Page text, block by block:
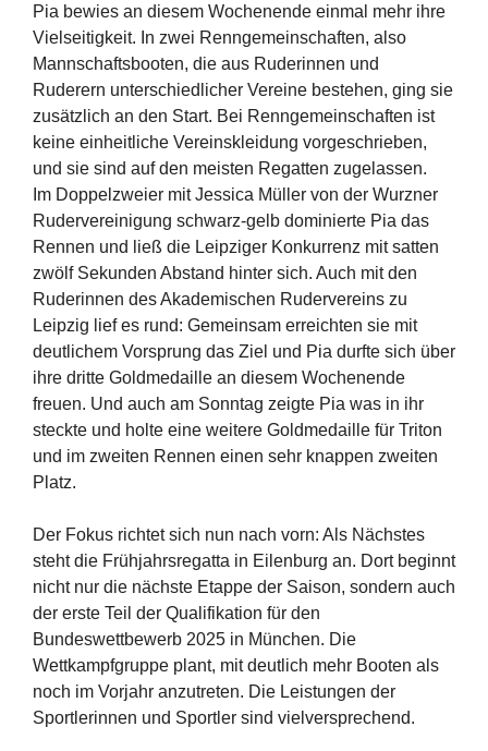
Pia bewies an diesem Wochenende einmal mehr ihre
Vielseitigkeit. In zwei Renngemeinschaften, also
Mannschaftsbooten, die aus Ruderinnen und
Ruderern unterschiedlicher Vereine bestehen, ging sie
zusätzlich an den Start. Bei Renngemeinschaften ist
keine einheitliche Vereinskleidung vorgeschrieben,
und sie sind auf den meisten Regatten zugelassen.
Im Doppelzweier mit Jessica Müller von der Wurzner
Rudervereinigung schwarz-gelb dominierte Pia das
Rennen und ließ die Leipziger Konkurrenz mit satten
zwölf Sekunden Abstand hinter sich. Auch mit den
Ruderinnen des Akademischen Rudervereins zu
Leipzig lief es rund: Gemeinsam erreichten sie mit
deutlichem Vorsprung das Ziel und Pia durfte sich über
ihre dritte Goldmedaille an diesem Wochenende
freuen. Und auch am Sonntag zeigte Pia was in ihr
steckte und holte eine weitere Goldmedaille für Triton
und im zweiten Rennen einen sehr knappen zweiten
Platz.
Der Fokus richtet sich nun nach vorn: Als Nächstes
steht die Frühjahrsregatta in Eilenburg an. Dort beginnt
nicht nur die nächste Etappe der Saison, sondern auch
der erste Teil der Qualifikation für den
Bundeswettbewerb 2025 in München. Die
Wettkampfgruppe plant, mit deutlich mehr Booten als
noch im Vorjahr anzutreten. Die Leistungen der
Sportlerinnen und Sportler sind vielversprechend.